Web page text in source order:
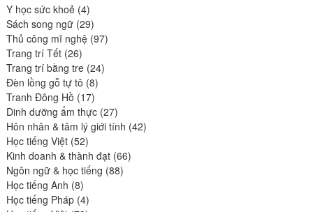
Y học sức khoẻ 44
produits
Sách song ngữ 2929
produits
Thủ công mĩ nghệ 9797
Trang trí Tết 2626
produits
Trang trí bằng tre 2424
Đèn lồng gỗ tự tô 88
produits
Tranh Đông Hồ 1717
produits
Dinh dưỡng ẩm thực 2727
produits
Hôn nhân & tâm lý giới tính 4242
Học tiếng Việt 5252
produits
Kinh doanh & thành đạt 6666
Ngôn ngữ & học tiếng 8888
Học tiếng Anh 88
produits
Học tiếng Pháp 44